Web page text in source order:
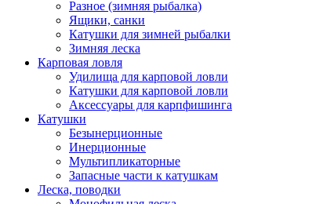
Разное (зимняя рыбалка)
Ящики, санки
Катушки для зимней рыбалки
Зимняя леска
Карповая ловля
Удилища для карповой ловли
Катушки для карповой ловли
Аксессуары для карпфишинга
Катушки
Безынерционные
Инерционные
Мультипликаторные
Запасные части к катушкам
Леска, поводки